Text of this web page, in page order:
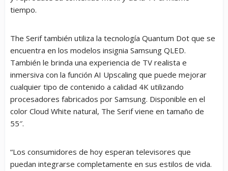
tiempo.
The Serif también utiliza la tecnología Quantum Dot que se
encuentra en los modelos insignia Samsung QLED.
También le brinda una experiencia de TV realista e
inmersiva con la función AI Upscaling que puede mejorar
cualquier tipo de contenido a calidad 4K utilizando
procesadores fabricados por Samsung. Disponible en el
color Cloud White natural, The Serif viene en tamaño de
55″.
“Los consumidores de hoy esperan televisores que
puedan integrarse completamente en sus estilos de vida.